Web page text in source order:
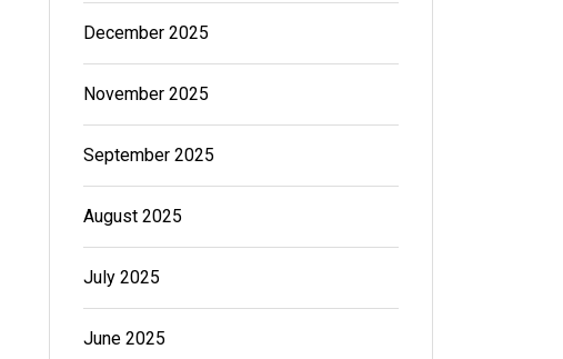
December 2025
November 2025
September 2025
August 2025
July 2025
June 2025